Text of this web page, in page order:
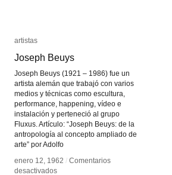
artistas
Joseph Beuys
Joseph Beuys (1921 – 1986) fue un
artista alemán que trabajó con varios
medios y técnicas como escultura,
performance, happening, vídeo e
instalación y perteneció al grupo
Fluxus. Artículo: “Joseph Beuys: de la
antropología al concepto ampliado de
arte” por Adolfo
enero 12, 1962 / Comentarios
desactivadosen
artistas
Joseph Beuys
enero 12, 1962 / Comentarios
desactivadosen